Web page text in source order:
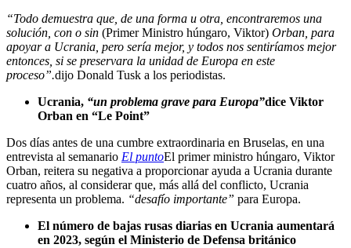
“Todo demuestra que, de una forma u otra, encontraremos una
solución, con o sin (Primer Ministro húngaro, Viktor) Orban, para
apoyar a Ucrania, pero sería mejor, y todos nos sentiríamos mejor
entonces, si se preservara la unidad de Europa en este
proceso”.dijo Donald Tusk a los periodistas.
Ucrania, “un problema grave para Europa”dice Viktor
Orban en “Le Point”
Dos días antes de una cumbre extraordinaria en Bruselas, en una
entrevista al semanario El puntoEl primer ministro húngaro, Viktor
Orban, reitera su negativa a proporcionar ayuda a Ucrania durante
cuatro años, al considerar que, más allá del conflicto, Ucrania
representa un problema. “desafío importante” para Europa.
El número de bajas rusas diarias en Ucrania aumentará
en 2023, según el Ministerio de Defensa británico